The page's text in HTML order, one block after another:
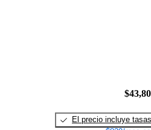
El precio incluye tasas